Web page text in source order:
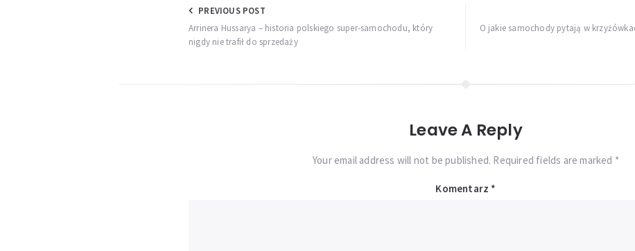
Nawigacja
wpisu
PREVIOUS POST
Arrinera Hussarya – historia polskiego super-samochodu, który
nigdy nie trafił do sprzedaży
O jakie samochody pytają w
Leave A Reply
Your email address will not be published. Required fields are marked *
Komentarz *